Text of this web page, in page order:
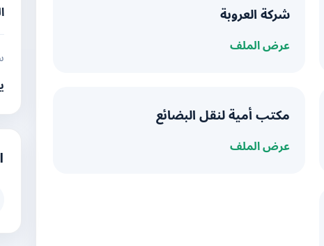
شركة العروبة
عرض الملف
مكتب أمية لنقل البضائع
عرض الملف